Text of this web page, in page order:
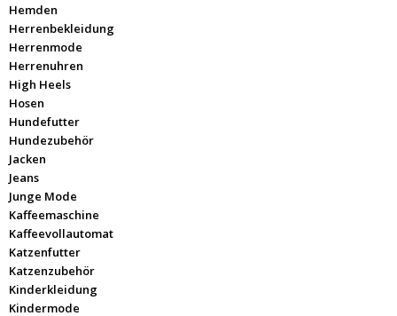
Hemden
Herrenbekleidung
Herrenmode
Herrenuhren
High Heels
Hosen
Hundefutter
Hundezubehör
Jacken
Jeans
Junge Mode
Kaffeemaschine
Kaffeevollautomat
Katzenfutter
Katzenzubehör
Kinderkleidung
Kindermode